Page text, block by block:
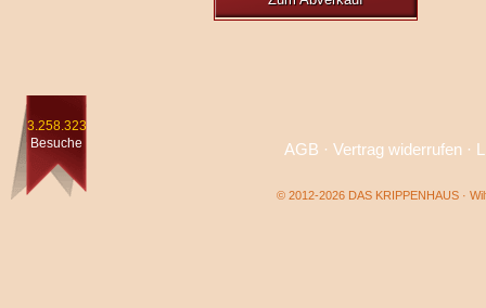
3.258.323
Besuche
AGB · Vertrag widerrufen·
© 2012-2026 DAS KRIPPENHAUS ·